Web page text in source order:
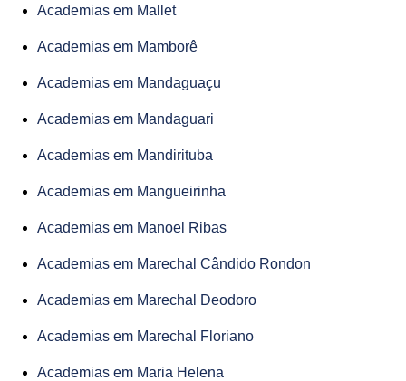
Academias em Mallet
Academias em Mamborê
Academias em Mandaguaçu
Academias em Mandaguari
Academias em Mandirituba
Academias em Mangueirinha
Academias em Manoel Ribas
Academias em Marechal Cândido Rondon
Academias em Marechal Deodoro
Academias em Marechal Floriano
Academias em Maria Helena